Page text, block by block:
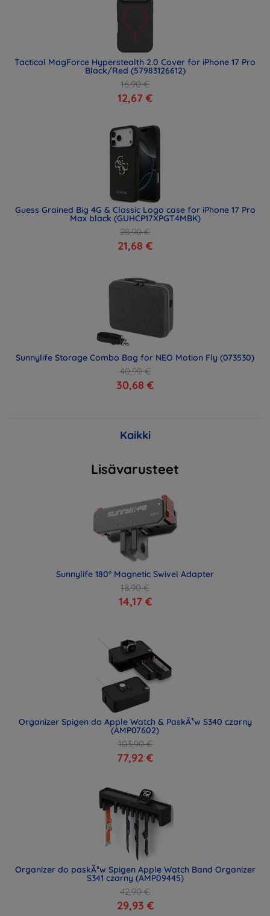
Tactical MagForce Hyperstealth 2.0 Cover for iPhone 17 Pro
Black/Red (57983126612)
16,90 €
12,67 €
Guess Grained Big 4G & Classic Logo case for iPhone 17 Pro
Max black (GUHCP17XPGT4MBK)
28,90 €
21,68 €
Sunnylife Storage Combo Bag for NEO Motion Fly (073530)
40,90 €
30,68 €
Kaikki
Lisävarusteet
Sunnylife 180° Magnetic Swivel Adapter
18,90 €
14,17 €
Organizer Spigen do Apple Watch & PaskÃ³w S340 czarny
(AMP07602)
103,90 €
77,92 €
Organizer do paskÃ³w Spigen Apple Watch Band Organizer
S341 czarny (AMP09445)
42,90 €
29,93 €